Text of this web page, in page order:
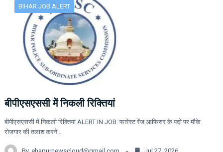
BIHAR JOB ALERT
बीपीएसएससी में निकली रिक्तियां
बीपीएसएससी में निकली रिक्तियां ALERT IN JOB: फारेस्ट रेंज आफिसर के पदों पर मौके
रोजगार की तलाश करने…